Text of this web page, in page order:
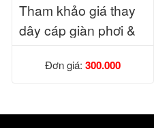
Tham khảo giá thay
dây cáp giàn phơi &
Đơn giá: 300.000